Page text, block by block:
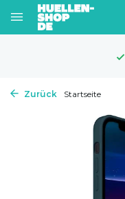
Zurück Startseite